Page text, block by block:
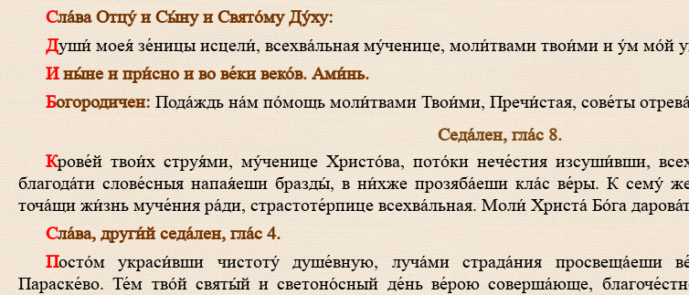
Сла́ва Отцу́ и Сы́ну и Свято́му Ду́ху:
Души́ моея́ зе́ницы исцели́, всехва́льная му́ченице, моли́твами твои́ми и у́м мо́й
И ны́не и при́сно и во ве́ки веко́в. Ами́нь.
Богородичен:Пода́ждь на́м по́мощь моли́твами Твои́ми, Пречи́стая, сове́ты
Седа́лен, гла́с 8.
Крове́й твои́х струя́ми, му́ченице Христо́ва, пото́ки нече́стия изсуши́вши, всехва́льная Параске́во, одожде́нием же
благода́ти слове́сныя напая́еши бразды́, в ни́хже прозяба́еши кла́с ве́ры. К сему́
точа́щи жи́знь муче́ния ра́ди, страстоте́рпице всехва́льная. Моли́ Христа́ Бо́га
Сла́ва, други́й седа́лен, гла́с 4.
Посто́м украси́вши чистоту́ душе́вную, луча́ми страда́ния просвеща́еши ве́рныя, му́ченице многострада́льная
Параске́во. Те́м тво́й святы́й и светоно́сный де́нь ве́рою соверша́юще,